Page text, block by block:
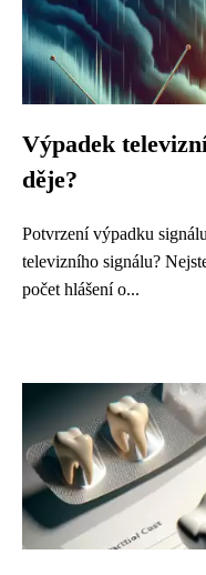
Výpadek
děje?
Potvrzení výpadku
televizního signálu?
počet hlášení o...